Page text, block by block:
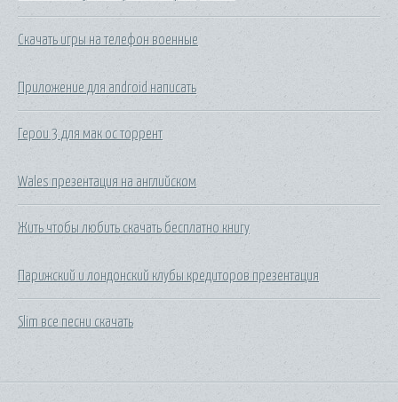
Скачать игры на телефон военные
Приложение для android написать
Герои 3 для мак ос торрент
Wales презентация на английском
Жить чтобы любить скачать бесплатно книгу
Парижский и лондонский клубы кредиторов презентация
Slim все песни скачать